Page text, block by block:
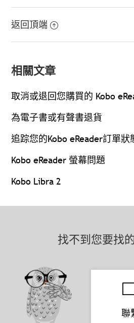
返回頂端
相關文章
取消或退回您購買的 Kobo
為電子書或有聲書退貨
追踪您的Kobo eReader訂單狀
Kobo eReader 螢幕問題
Kobo Libra 2
找不到您要找
聯